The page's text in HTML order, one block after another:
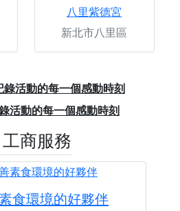
八里紫德宮
新北市八里區
活動的每一個感動時刻
工商服務
食環境的好夥伴